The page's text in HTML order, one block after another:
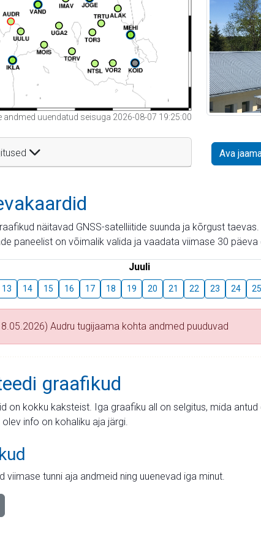
andmed uuendatud seisuga 2026-08-07 19:25:00
Ava
näitavad GNSS-satelliitide suunda ja kõrgust
paneelist on võimalik valida ja vaadata viimase 30 päeva
Juuli
13 14 15 16 17 18 19 20 21 22 23 24 25
Audru tugijaama kohta andmed puuduvad
graafikud
on kokku kaksteist. Iga graafiku all on selgitus, mida
info on kohaliku aja järgi.
viimase tunni aja andmeid ning uuenevad iga minut.